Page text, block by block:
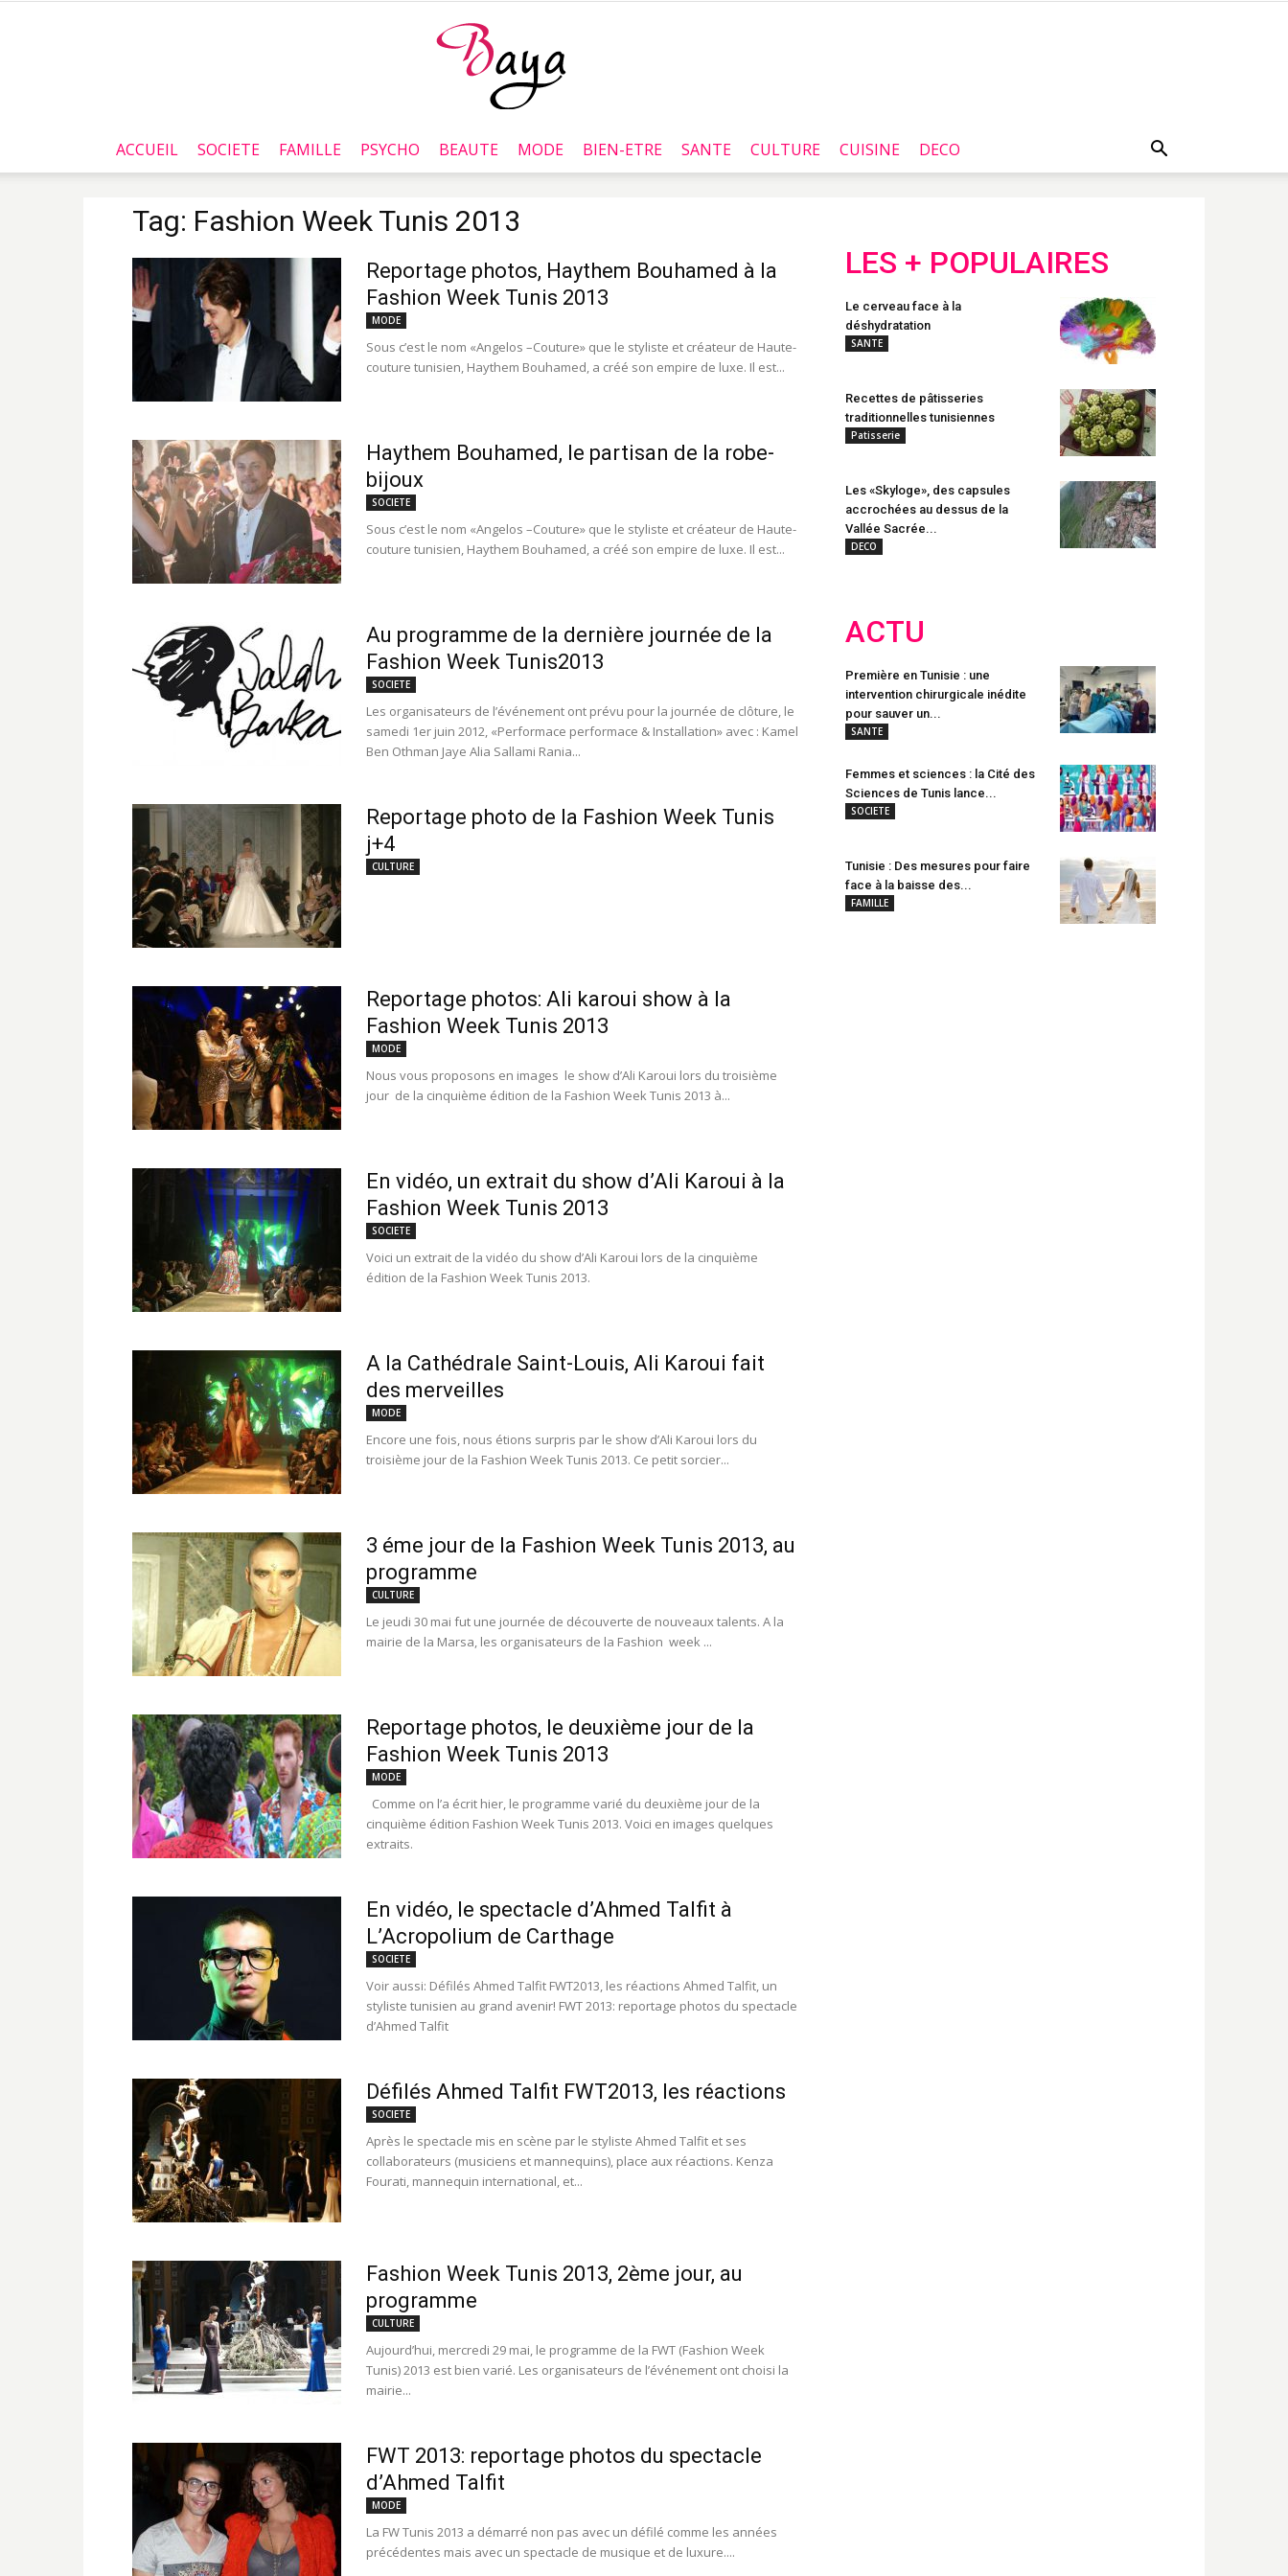
Baya.tn
ACCUEIL SOCIETE FAMILLE PSYCHO BEAUTE MODE BIEN-ETRE SANTE CULTURE CUISINE DECO
Tag: Fashion Week Tunis 2013
Reportage photos, Haythem Bouhamed à la
Fashion Week Tunis 2013
MODE
Sous c’est le nom «Angelos –Couture» que le styliste et créateur de Haute-
couture tunisien, Haythem Bouhamed, a créé son empire de luxe. Il est...
Haythem Bouhamed, le partisan de la robe-
bijoux
SOCIETE
Sous c’est le nom «Angelos –Couture» que le styliste et créateur de Haute-
couture tunisien, Haythem Bouhamed, a créé son empire de luxe. Il est...
Au programme de la dernière journée de la
Fashion Week Tunis2013
SOCIETE
Les organisateurs de l’événement ont prévu pour la journée de clôture, le
samedi 1er juin 2012, «Performace performace & Installation» avec : Kamel
Ben Othman Jaye Alia Sallami Rania...
Reportage photo de la Fashion Week Tunis
j+4
CULTURE
Reportage photos: Ali karoui show à la
Fashion Week Tunis 2013
MODE
Nous vous proposons en images le show d’Ali Karoui lors du troisième
jour de la cinquième édition de la Fashion Week Tunis 2013 à...
En vidéo, un extrait du show d’Ali Karoui à la
Fashion Week Tunis 2013
SOCIETE
Voici un extrait de la vidéo du show d’Ali Karoui lors de la cinquième
édition de la Fashion Week Tunis 2013.
A la Cathédrale Saint-Louis, Ali Karoui fait
des merveilles
MODE
Encore une fois, nous étions surpris par le show d’Ali Karoui lors du
troisième jour de la Fashion Week Tunis 2013. Ce petit sorcier...
3 éme jour de la Fashion Week Tunis 2013, au
programme
CULTURE
Le jeudi 30 mai fut une journée de découverte de nouveaux talents. A la
mairie de la Marsa, les organisateurs de la Fashion week ...
Reportage photos, le deuxième jour de la
Fashion Week Tunis 2013
MODE
Comme on l’a écrit hier, le programme varié du deuxième jour de la
cinquième édition Fashion Week Tunis 2013. Voici en images quelques
extraits.
En vidéo, le spectacle d’Ahmed Talfit à
L’Acropolium de Carthage
SOCIETE
Voir aussi: Défilés Ahmed Talfit FWT2013, les réactions Ahmed Talfit, un
styliste tunisien au grand avenir! FWT 2013: reportage photos du spectacle
d’Ahmed Talfit
Défilés Ahmed Talfit FWT2013, les réactions
SOCIETE
Après le spectacle mis en scène par le styliste Ahmed Talfit et ses
collaborateurs (musiciens et mannequins), place aux réactions. Kenza
Fourati, mannequin international, et...
Fashion Week Tunis 2013, 2ème jour, au
programme
CULTURE
Aujourd’hui, mercredi 29 mai, le programme de la FWT (Fashion Week
Tunis) 2013 est bien varié. Les organisateurs de l’événement ont choisi la
mairie...
FWT 2013: reportage photos du spectacle
d’Ahmed Talfit
MODE
La FW Tunis 2013 a démarré non pas avec un défilé comme les années
précédentes mais avec un spectacle de musique et de luxure....
LES + POPULAIRES
Le cerveau face à la
déshydratation
SANTE
Recettes de pâtisseries
traditionnelles tunisiennes
Patisserie
Les «Skyloge», des capsules
accrochées au dessus de la
Vallée Sacrée...
DECO
ACTU
Première en Tunisie : une
intervention chirurgicale inédite
pour sauver un...
SANTE
Femmes et sciences : la Cité des
Sciences de Tunis lance...
SOCIETE
Tunisie : Des mesures pour faire
face à la baisse des...
FAMILLE